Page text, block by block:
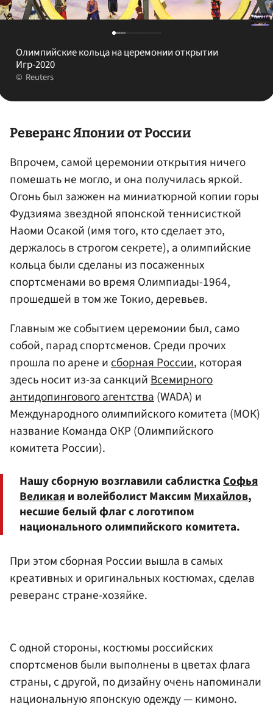
Олимпийские кольца на церемонии открытии
Игр-2020
Reuters
Реверанс Японии от России
Впрочем, самой церемонии открытия ничего
помешать не могло, и она получилась яркой.
Огонь был зажжен на миниатюрной копии горы
Фудзияма звездной японской теннисисткой
Наоми Осакой (имя того, кто сделает это,
держалось в строгом секрете), а олимпийские
кольца были сделаны из посаженных
спортсменами во время Олимпиады-1964,
прошедшей в том же Токио, деревьев.
Главным же событием церемонии был, само
собой, парад спортсменов. Среди прочих
прошла по арене исборная России, которая
здесь носит из-за санкцийВсемирного
антидопингового агентства(WADA) и
Международного олимпийского комитета (МОК)
название Команда ОКР (Олимпийского
комитета России).
Нашу сборную возглавили саблисткаСофья
Великаяи волейболист МаксимМихайлов,
несшие белый флаг с логотипом
национального олимпийского комитета.
При этом сборная России вышла в самых
креативных и оригинальных костюмах, сделав
реверанс стране-хозяйке.
С одной стороны, костюмы российских
спортсменов были выполнены в цветах флага
страны, с другой, по дизайну очень напоминали
национальную японскую одежду — кимоно.